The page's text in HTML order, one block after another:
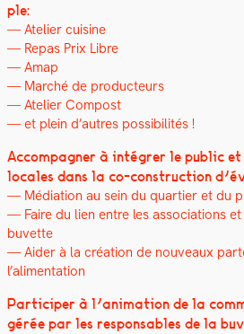
ple:
— Ate­lier cui­sine
— Repas Prix Libre
— Amap
— Marché de pro­duc­teurs
— Ate­lier Com­post
— et plein d’autres pos­si­bil­ités !
Accom­pa­g­n­er à inté­gr­er le pub­lic
locales dans la co-con­struc­tion
— Médi­a­tion au sein du quarti­er et du
— Faire du lien entre les asso­ci­a­tions
buvette
— Aider à la créa­tion de nou­veaux
l’alimentation
Par­ticiper à l’animation de la
gérée par les respon­s­ables de la